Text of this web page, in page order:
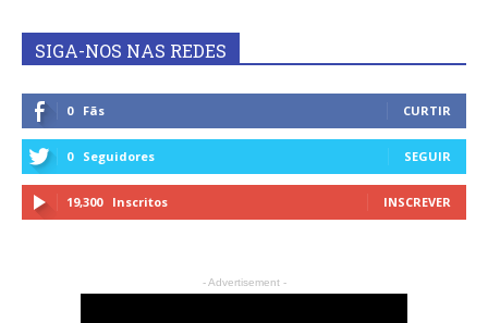
SIGA-NOS NAS REDES
0 Fãs CURTIR
0 Seguidores SEGUIR
19,300 Inscritos INSCREVER
- Advertisement -